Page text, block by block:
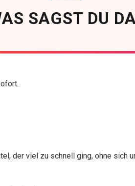
SAGST DU
der viel zu schnell ging, ohne sich